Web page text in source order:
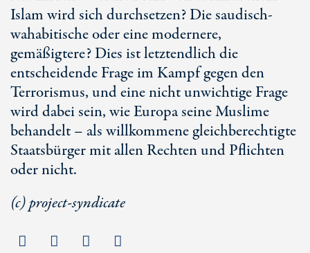
Islam wird sich durchsetzen? Die saudisch-
wahabitische oder eine modernere,
gemäßigtere? Dies ist letztendlich die
entscheidende Frage im Kampf gegen den
Terrorismus, und eine nicht unwichtige Frage
wird dabei sein, wie Europa seine Muslime
behandelt – als willkommene gleichberechtigte
Staatsbürger mit allen Rechten und Pflichten
oder nicht.
(c) project-syndicate